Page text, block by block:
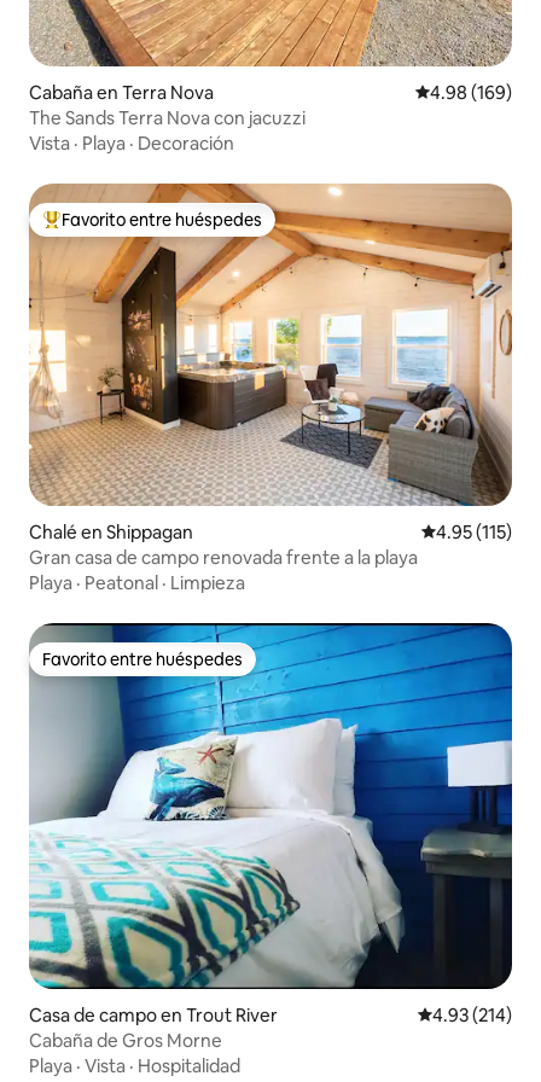
Cabaña en Terra Nova Calificación
4.98 (169)
The Sands Terra Nova con jacuzzi
Vista · Playa · Decoración
Favorito entre huéspedes preferido
Favorito entre huéspedes
Chalé en Shippagan Calificación
4.95 (115)
Gran casa de campo renovada frente a la playa
Playa · Peatonal · Limpieza
Favorito entre huéspedes
Favorito entre huéspedes
Casa de campo en Trout River Calificación
4.93 (214)
Cabaña de Gros Morne
Playa · Vista · Hospitalidad